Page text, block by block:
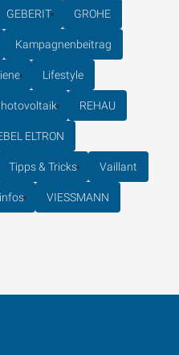
GEBERIT GROHE
Kampagnenbeitrag
Lifestyle
REHAU
ELTRON
Tipps & Tricks Vaillant
VIESSMANN